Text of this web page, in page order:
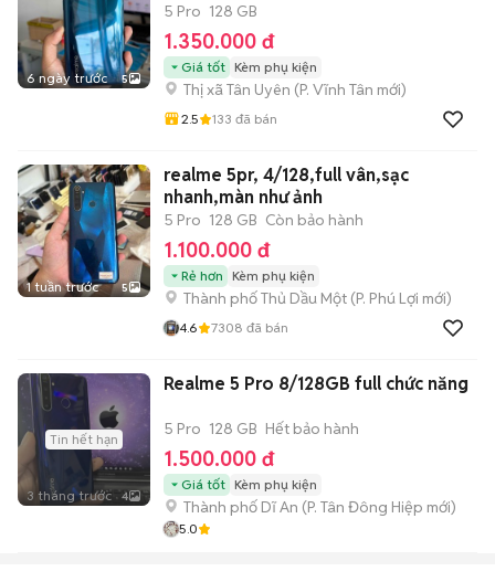
6 ngày trước 5
5 Pro 128 GB
1.350.000 đ
Giá tốt Kèm phụ kiện
Thị xã Tân Uyên (P. Vĩnh Tân mới)
2.5 133 đã bán
1 tuần trước 5
realme 5pr, 4/128,full vân,sạc
nhanh,màn như ảnh
5 Pro 128 GB Còn bảo hành
1.100.000 đ
Rẻ hơn Kèm phụ kiện
Thành phố Thủ Dầu Một (P. Phú Lợi mới)
4.6 7308 đã bán
Tin hết hạn
3 tháng trước 4
Realme 5 Pro 8/128GB full chức năng
5 Pro 128 GB Hết bảo hành
1.500.000 đ
Giá tốt Kèm phụ kiện
Thành phố Dĩ An (P. Tân Đông Hiệp mới)
5.0